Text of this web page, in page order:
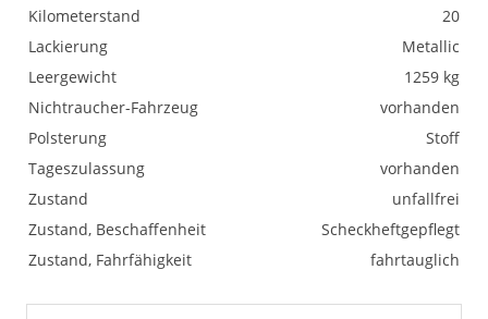
Kilometerstand
20
Lackierung
Metallic
Leergewicht
1259 kg
Nichtraucher-Fahrzeug
vorhanden
Polsterung
Stoff
Tageszulassung
vorhanden
Zustand
unfallfrei
Zustand, Beschaffenheit
Scheckheftgepflegt
Zustand, Fahrfähigkeit
fahrtauglich